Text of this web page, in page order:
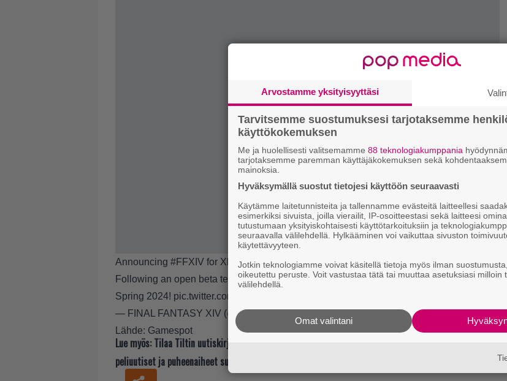
Announcing #FFXIV for Xbox Series X|S!
Following an open beta test during Patch 6.5x, we'll proceed to the official release in
Spring 2024! pic.twitter.com/TZS69Edq4j
— FINAL FANTASY XIV (@FF_XIV_EN)
Lähde: Gamespot
Lue myös: Tilaa Tiltin uutiskirje ja tiedät mistä kahvitauolla puhutaan! Nappaa ajankohtaiset
peliuutiset ja puheenaiheet suoraan sähköpostiin tästä.
Arvostamme yksityisyyttäsi
Tarvitsemme suostumuksesi tarjotaksemme
käyttökokemuksen
Me ja huolellisesti valitsemamme 88 teknologiakumppania
tarjotaksemme paremman käyttäjäkokemuksen sekä
mainoksia.
Hyväksymällä suostut tietojesi käyttöön seuraavasti
Käytämme laitetunnisteita ja tallennamme evästeitä laitteellesi
esimerkiksi sivuista, joilla vierailit, IP-osoitteestasi sekä laitteesi
tutustumaan yksityiskohtaisesti käyttötarkoituksiin ja
seuraavalla välilehdellä. Hylkääminen voi vaikuttaa sivuston
käytettävyyteen.
Jotkin teknologiamme voivat käsitellä tietoja myös ilman
oikeutettu peruste. Voit vastustaa tätä tai muuttaa asetuksiasi milloin
välilehdellä.
Omat valintani